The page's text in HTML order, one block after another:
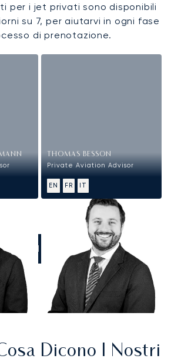
per i jet privati sono disponibili
su 7, per aiutarvi in ogni fase
di prenotazione.
THOMAS BESSON
Private Aviation Advisor
EN FR IT
CHIAMATECI
Dicono I Nostri